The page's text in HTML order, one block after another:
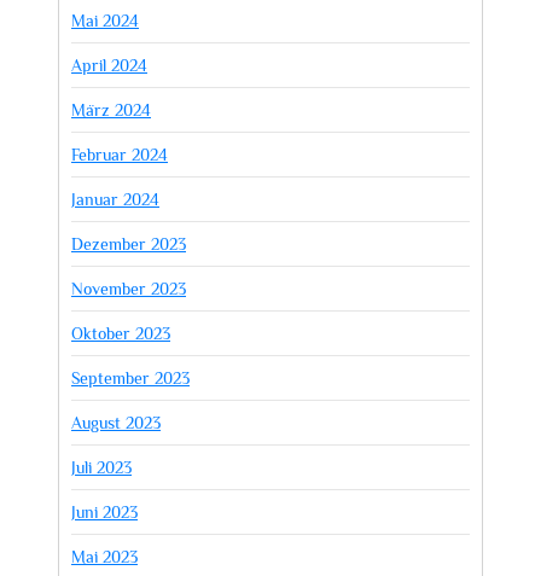
Mai 2024
April 2024
März 2024
Februar 2024
Januar 2024
Dezember 2023
November 2023
Oktober 2023
September 2023
August 2023
Juli 2023
Juni 2023
Mai 2023